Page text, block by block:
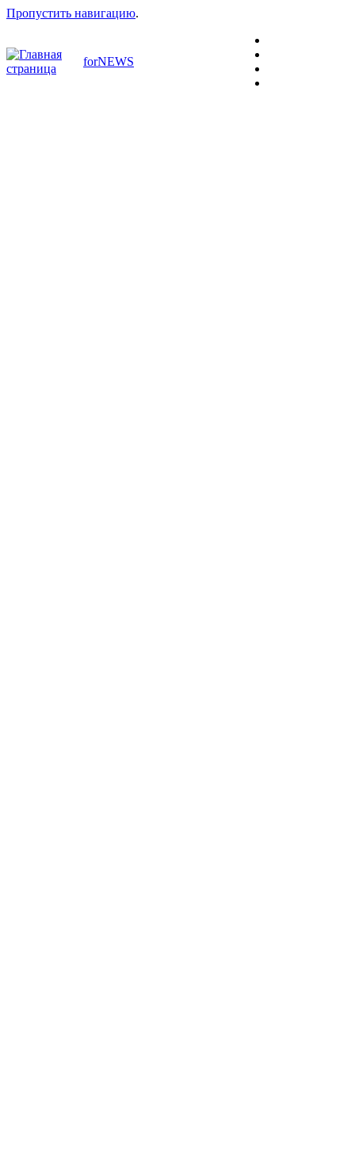
Пропустить навигацию.
forNEWS